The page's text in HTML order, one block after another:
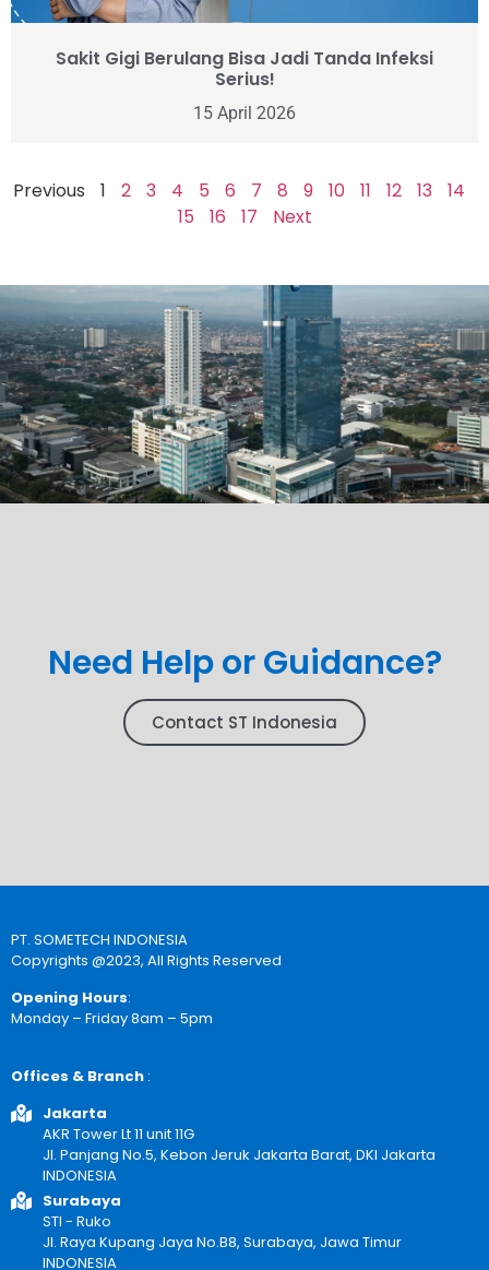
Sakit Gigi Berulang Bisa Jadi Tanda Infeksi
Serius!
15 April 2026
Previous 1 2 3 4 5 6 7 8 9 10 11 12 13
14
15
16 17 Next
Need Help or Guidance?
Contact ST Indonesia
PT. SOMETECH INDONESIA
Copyrights @2023, All Rights Reserved
Opening Hours:
Monday – Friday 8am – 5pm
Offices & Branch :
Jakarta
AKR Tower Lt 11 unit 11G
Jl. Panjang No.5, Kebon Jeruk Jakarta Barat, DKI Jakarta
INDONESIA
Surabaya
STI - Ruko
Jl. Raya Kupang Jaya No.B8, Surabaya, Jawa Timur
INDONESIA